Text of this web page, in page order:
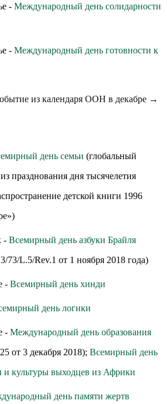
- Международный день солидарности
- Международный день готовности к
из календаря ООН в декабре →
день семьи (глобальный
празднования дня тысячелетия
детской книги 1996
- Всемирный день азбуки Брайля
L.5/Rev.1 от 1 ноября 2018 года)
- Всемирный день хинди
день логики
- Международный день образования
от 3 декабря 2018); Всемирный день
и культуры выходцев из Африки
день памяти жертв